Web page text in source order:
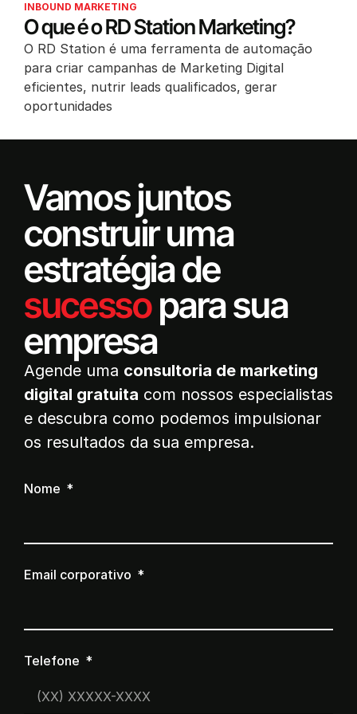
INBOUND MARKETING
O que é o RD Station Marketing?
O RD Station é uma ferramenta de automação
para criar campanhas de Marketing Digital
eficientes, nutrir leads qualificados, gerar
oportunidades
Vamos juntos
construir uma
estratégia de
sucessopara sua
empresa
Agende uma consultoria de marketing
digital gratuita com nossos especialistas
e descubra como podemos impulsionar
os resultados da sua empresa.
Nome
Email corporativo
Telefone